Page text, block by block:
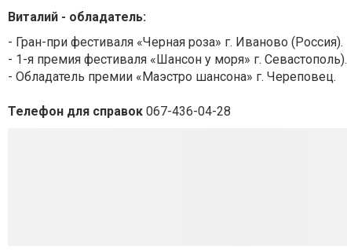
Виталий - обладатель:
- Гран-при фестиваля «Черная роза» г. Иваново (Россия).
- 1-я премия фестиваля «Шансон у моря» г. Севастополь).
- Обладатель премии «Маэстро шансона» г. Череповец.
Телефон для справок 067-436-04-28